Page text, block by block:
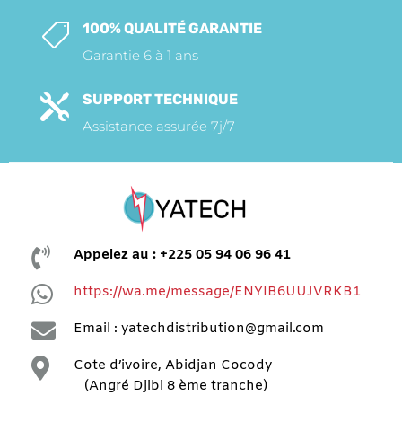

100% QUALITÉ GARANTIE
Garantie 6 à 1 ans

SUPPORT TECHNIQUE
Assistance assurée 7j/7
 Appelez au : +225 05 94 06 96 41
 https://wa.me/message/ENYIB6UUJVRKB1
 Email : yatechdistribution@gmail.com

Cote d’ivoire, Abidjan Cocody
(Angré Djibi 8 ème tranche)